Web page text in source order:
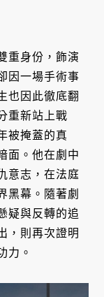
重身份，飾演
因一場手術事
也因此徹底翻
重新站上戰
被掩蓋的真
面。他在劇中
意志，在法庭
黑幕。隨著劇
疑與反轉的追
，則再次證明
力。